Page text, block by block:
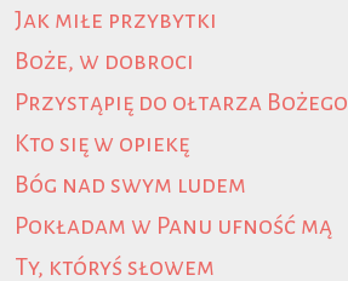
Jak miłe przybytki
Boże, w dobroci
Przystąpię do ołtarza Bożego
Kto się w opiekę
Bóg nad swym ludem
Pokładam w Panu ufność mą
Ty, któryś słowem